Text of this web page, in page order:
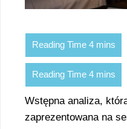
Wstępna analiza,
zaprezentowana na